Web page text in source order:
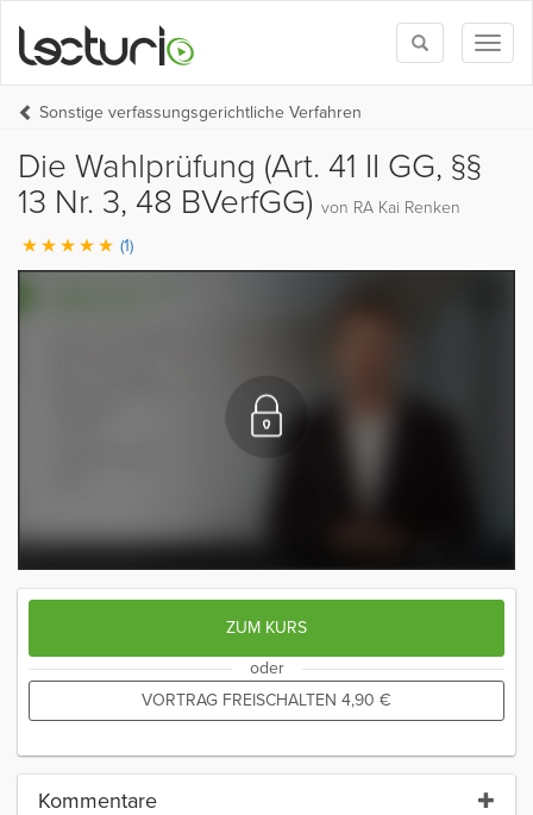
Toggle
search
Sonstige verfassungsgerichtliche Verfahren
Die Wahlprüfung (Art. 41 II GG, §§
13 Nr. 3, 48 BVerfGG) von RA Kai Renken
(1)
ZUM KURS
oder
VORTRAG FREISCHALTEN 4,90 €
Kommentare